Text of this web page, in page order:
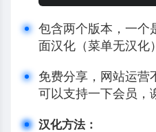
包含两个版本，一个
面汉化（菜单无汉化）
免费分享，网站运营
可以支持一下会员，
汉化方法：